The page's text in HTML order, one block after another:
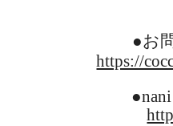
●お
https://